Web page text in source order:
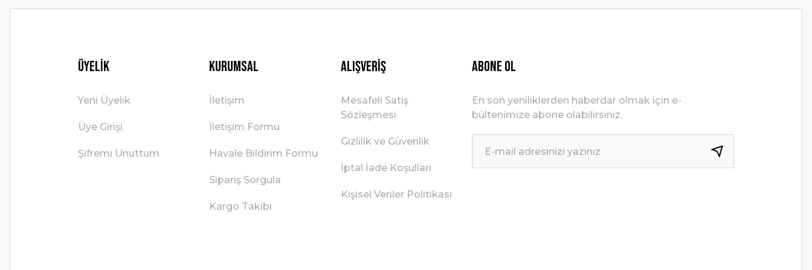
Üyelik
Yeni Üyelik
Üye Girişi
Şifremi Unuttum
Kurumsal
İletişim
İletişim Formu
Havale Bildirim Formu
Sipariş Sorgula
Kargo Takibi
Alışveriş
Mesafeli Satış
Sözleşmesi
Gizlilik ve Güvenlik
İptal İade Koşullari
Kişisel Veriler Politikası
ABONE OL
En son yeniliklerden haberdar olmak için e-
bültenimize abone olabilirsiniz.